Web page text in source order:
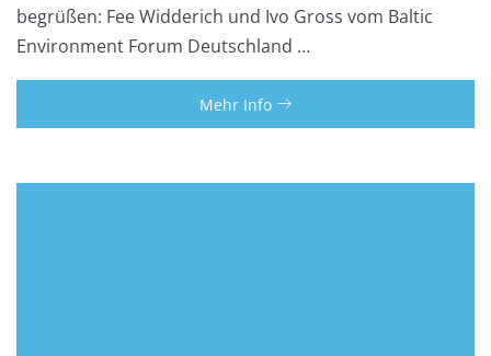
begrüßen: Fee Widderich und Ivo Gross vom Baltic
Environment Forum Deutschland …
Mehr Info